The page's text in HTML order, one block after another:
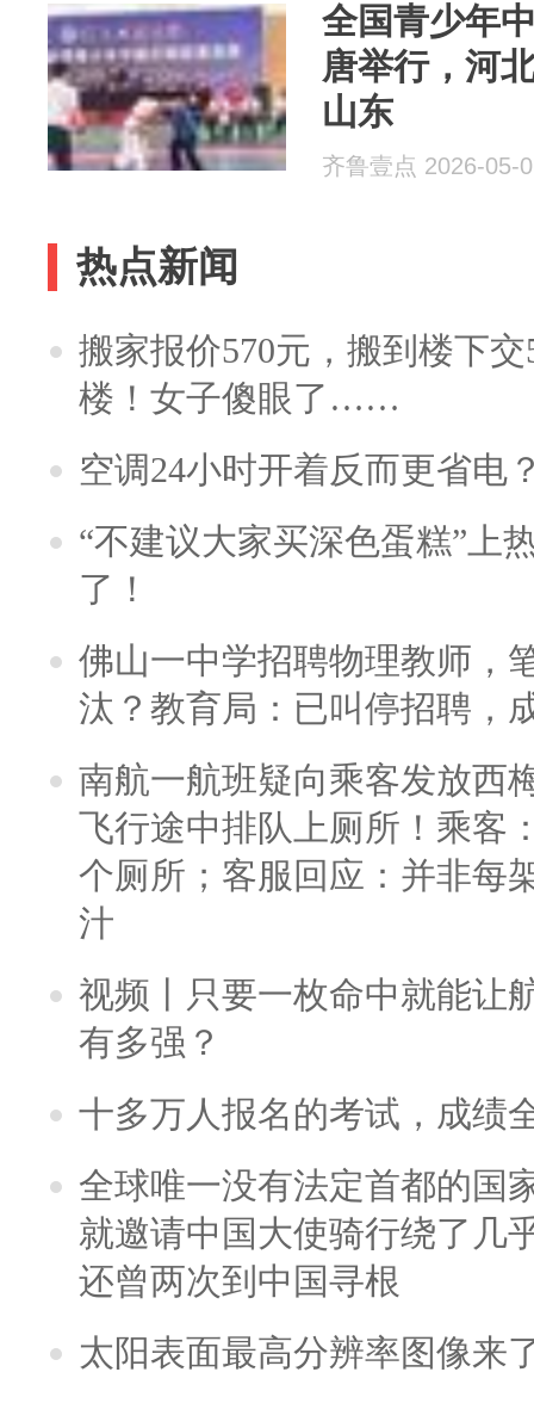
全国青少年
唐举行，河
山东
齐鲁壹点 2026-05-
热点新闻
搬家报价570元，搬到楼下
楼！女子傻眼了……
空调24小时开着反而更省电
“不建议大家买深色蛋糕”上
了！
佛山一中学招聘物理教师，
汰？教育局：已叫停招聘，
南航一航班疑向乘客发放西
飞行途中排队上厕所！乘客
个厕所；客服回应：并非每
汁
视频丨只要一枚命中就能让
有多强？
十多万人报名的考试，成绩
全球唯一没有法定首都的国
就邀请中国大使骑行绕了几
还曾两次到中国寻根
太阳表面最高分辨率图像来